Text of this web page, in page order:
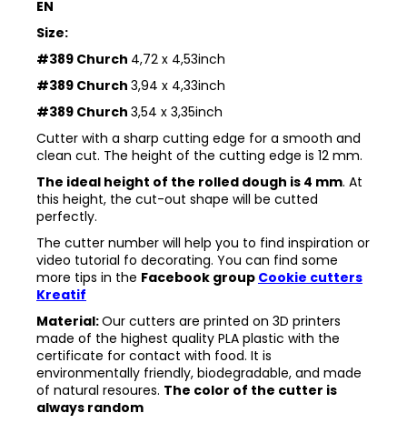
EN
Size:
#389 Church 4,72 x 4,53inch
#389 Church 3,94 x 4,33inch
#389 Church 3,54 x 3,35inch
Cutter with a sharp cutting edge for a smooth and
clean cut. The height of the cutting edge is 12 mm.
The ideal height of the rolled dough is 4 mm. At
this height, the cut-out shape will be cutted
perfectly.
The cutter number will help you to find inspiration or
video tutorial fo decorating. You can find some
more tips in the Facebook group Cookie cutters
Kreatif
Material:Our cutters are printed on 3D printers
made of the highest quality PLA plastic with the
certificate for contact with food. It is
environmentally friendly, biodegradable, and made
of natural resoures. The color of the cutter is
always random